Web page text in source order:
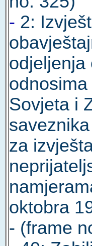
- 2:
odjeljenja
odnosima
Sovjeta i
za
oktobra
- (frame